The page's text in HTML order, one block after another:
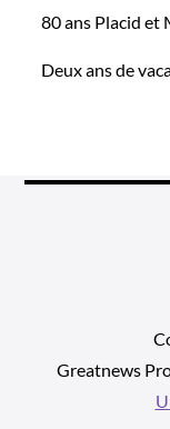
80 ans Placid et
Deux ans de
Greatnews